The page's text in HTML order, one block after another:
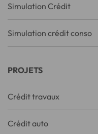
Simulation Crédit
Simulation crédit conso
PROJETS
Crédit travaux
Crédit auto